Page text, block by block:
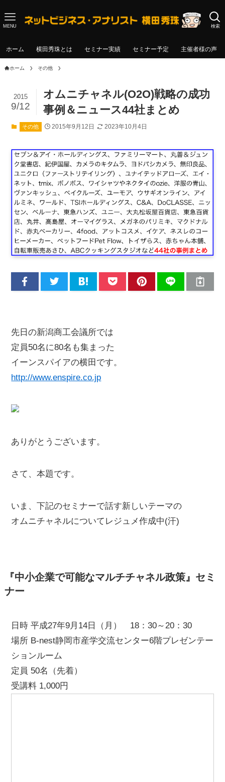
検索
MENU
ホーム 横田秀珠とは セミナー実績 セミナー予定 主催者様の声
ホーム その他
オムニチャネル(O2O)戦略の成功
事例＆ニュース44社まとめ
2015
9/12
その他 2015年9月12日 2023年10月4日
先日の新潟商工会議所では
定員50名に80名も集まった
イーンスパイアの横田です。
http://www.enspire.co.jp
ありがとうございます。
さて、本題です。
いま、下記のセミナーで話す新しいテーマの
オムニチャネルについてレジュメ作成中(汗)
『中小企業で可能なマルチチャネル政策』セミ
ナー
日時 平成27年9月14日（月） 18：30～20：30
場所 B-nest静岡市産学交流センター6階プレゼンテー
ションルーム
定員 50名（先着）
受講料 1,000円